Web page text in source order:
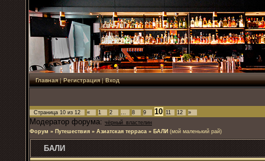
Главная|Регистрация|Вход
Страница 10 из 12 « 1 2 … 8 9 10 11 12 »
Модератор форума: чёрный_властелин
Форум » Путешествия » Азиатская терраса » БАЛИ (мой маленький рай)
БАЛИ